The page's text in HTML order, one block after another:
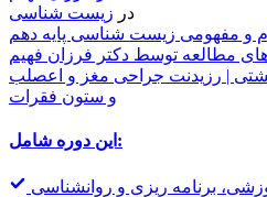
در زیست شناسی
و مفهومی زیست شناسی پایه دهم
مطالعه توسط دکتر فرزان فهیم
| رزیدنت جراحی مغز و اعصلب
و ستون فقرات
این دوره شامل:
برنامه ریزی و روانشناسی